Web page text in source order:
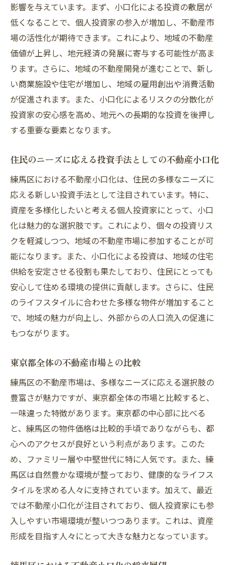
不動産小口化による資産保全の方法
東京都練馬区の自然環境が不動産投資に与える
影響
自然環境が不動産価値に与える役割
緑地保全と地域開発のバランス
自然災害リスクと不動産価値の関係
エコフレンドリーな不動産開発の可能性
住みやすさが投資判断に与える影響
個人投資家向けの不動産小口化がもたらす利点
少額投資から始める資産運用
リスク管理と安心投資
不動産小口化で得られる収益構造
投資家コミュニティとの連携
個人投資家向けのサポート体制
不動産小口化がもたらす長期的な安定性
不動産市場の変遷と練馬区における小口化の役
割
歴史に学ぶ不動産市場の変化
小口化が不動産市場に与える長期的影響
市場の変化に対応する投資戦略
小口化を活用した新たな市場トレンド
不動産市場の未来予測と小口化の可能性
練馬区での不動産投資を成功させるための戦略
とヒント
地域特性に基づく投資戦略の立案
成功事例から学ぶ実践的アプローチ
不動産専門家の意見を活用する方法
賢い投資判断を下すためのリサーチ方法
資産運用の際のリスクとリターンのバラン
ス
長期的視野での不動産投資の重要性
影響を与えています。まず、小口化による投資の敷居が
低くなることで、個人投資家の参入が増加し、不動産市
場の活性化が期待できます。これにより、地域の不動産
価値が上昇し、地元経済の発展に寄与する可能性が高ま
ります。さらに、地域の不動産開発が進むことで、新し
い商業施設や住宅が増加し、地域の雇用創出や消費活動
が促進されます。また、小口化によるリスクの分散化が
投資家の安心感を高め、地元への長期的な投資を後押し
する重要な要素となります。
住民のニーズに応える投資手法としての不動産小口化
練馬区における不動産小口化は、住民の多様なニーズに
応える新しい投資手法として注目されています。特に、
資産を多様化したいと考える個人投資家にとって、小口
化は魅力的な選択肢です。これにより、個々の投資リス
クを軽減しつつ、地域の不動産市場に参加することが可
能になります。また、小口化による投資は、地域の住宅
供給を安定させる役割も果たしており、住民にとっても
安心して住める環境の提供に貢献します。さらに、住民
のライフスタイルに合わせた多様な物件が増加すること
で、地域の魅力が向上し、外部からの人口流入の促進に
もつながります。
東京都全体の不動産市場との比較
練馬区の不動産市場は、多様なニーズに応える選択肢の
豊富さが魅力ですが、東京都全体の市場と比較すると、
一味違った特徴があります。東京都の中心部に比べる
と、練馬区の物件価格は比較的手頃でありながらも、都
心へのアクセスが良好という利点があります。このた
め、ファミリー層や中堅世代に特に人気です。また、練
馬区は自然豊かな環境が整っており、健康的なライフス
タイルを求める人々に支持されています。加えて、最近
では不動産小口化が注目されており、個人投資家にも参
入しやすい市場環境が整いつつあります。これは、資産
形成を目指す人々にとって大きな魅力となっています。